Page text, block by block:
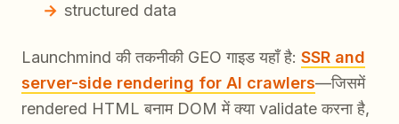
structured data
Launchmind की तकनीकी GEO गाइड यहाँ है: SSR and
server-side rendering for AI crawlers—जिसमें
rendered HTML बनाम DOM में क्या validate करना है,